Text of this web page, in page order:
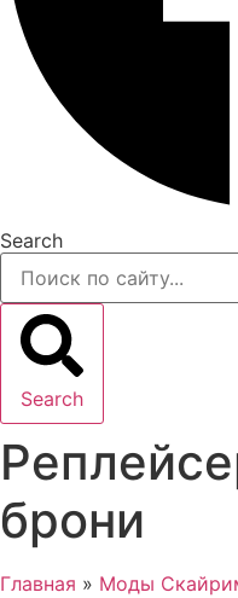
Search
Search
брони
Главная » Моды